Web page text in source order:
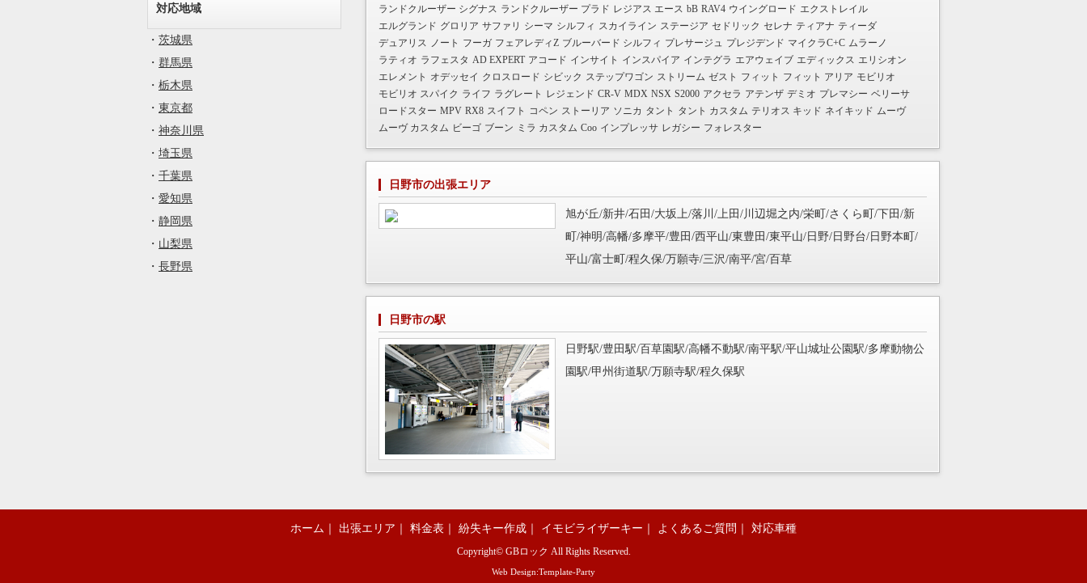
ランドクルーザー シグナス ランドクルーザー プラド レジアス エース bB RAV4 ウイングロード エクストレイル
エルグランド グロリア サファリ シーマ シルフィ スカイライン ステージア セドリック セレナ ティアナ ティーダ
デュアリス ノート フーガ フェアレディZ ブルーバード シルフィ プレサージュ プレジデンド マイクラC+C ムラーノ
ラティオ ラフェスタ AD EXPERT アコード インサイト インスパイア インテグラ エアウェイブ エディックス エリシオン
エレメント オデッセイ クロスロード シビック ステップワゴン ストリーム ゼスト フィット フィット アリア モビリオ
モビリオ スパイク ライフ ラグレート レジェンド CR-V MDX NSX S2000 アクセラ アテンザ デミオ プレマシー ベリーサ
ロードスター MPV RX8 スイフト コペン ストーリア ソニカ タント タント カスタム テリオス キッド ネイキッド ムーヴ
ムーヴ カスタム ビーゴ ブーン ミラ カスタム Coo インプレッサ レガシー フォレスター
日野市の出張エリア
旭が丘/新井/石田/大坂上/落川/上田/川辺堀之内/栄町/さくら町/下田/新
町/神明/高幡/多摩平/豊田/西平山/東豊田/東平山/日野/日野台/日野本町/
平山/富士町/程久保/万願寺/三沢/南平/宮/百草
日野市の駅
日野駅/豊田駅/百草園駅/高幡不動駅/南平駅/平山城址公園駅/多摩動物公
園駅/甲州街道駅/万願寺駅/程久保駅
対応地域
・ 茨城県
・ 群馬県
・ 栃木県
・ 東京都
・ 神奈川県
・ 埼玉県
・ 千葉県
・ 愛知県
・ 静岡県
・ 山梨県
・ 長野県
ホーム 出張エリア 料金表 紛失キー作成 イモビライザーキー よくあるご質問 対応車種
Copyright© GBロック All Rights Reserved.
Web Design:Template-Party